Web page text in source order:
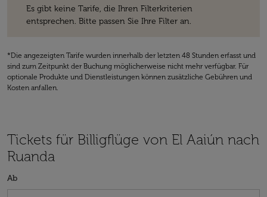
Es gibt keine Tarife, die Ihren Filterkriterien
entsprechen. Bitte passen Sie Ihre Filter an.
*Die angezeigten Tarife wurden innerhalb der letzten 48 Stunden erfasst und
sind zum Zeitpunkt der Buchung möglicherweise nicht mehr verfügbar. Für
optionale Produkte und Dienstleistungen können zusätzliche Gebühren und
Kosten anfallen.
Tickets für Billigflüge von El Aaiún nach
Ruanda
Ab